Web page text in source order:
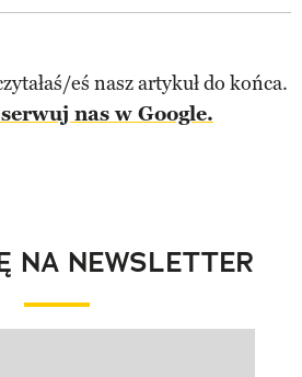
eś nasz artykuł do końca.
nas w Google.
NA NEWSLETTER